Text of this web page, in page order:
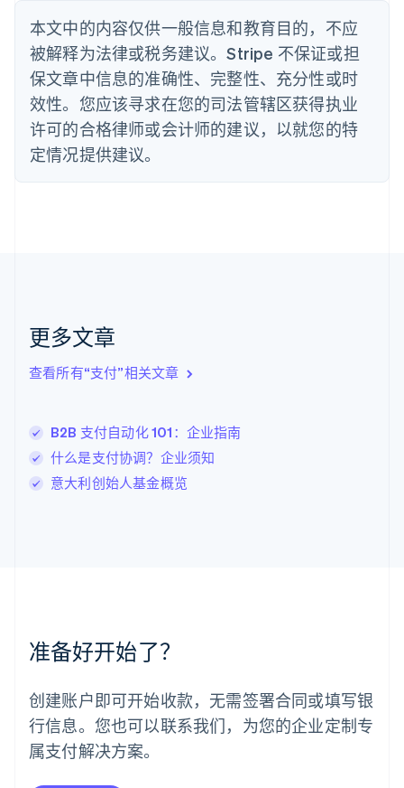
本文中的内容仅供一般信息和教育目的，不应
被解释为法律或税务建议。Stripe 不保证或担
保文章中信息的准确性、完整性、充分性或时
效性。您应该寻求在您的司法管辖区获得执业
许可的合格律师或会计师的建议，以就您的特
定情况提供建议。
更多文章
查看所有“支付”相关文章
B2B 支付自动化 101：企业指南
什么是支付协调？企业须知
意大利创始人基金概览
准备好开始了？
创建账户即可开始收款，无需签署合同或填写银
行信息。您也可以联系我们，为您的企业定制专
属支付解决方案。
丹麦
English
德国
DeutschEnglish
法国
FrançaisEnglish
芬兰
EnglishSvenska
English
English
卢森堡
罗马尼亚
English
挪威
葡萄牙
Português English
日本
日本語English
瑞典